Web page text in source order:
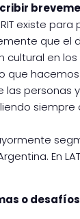
existe
que el
cultural en
que
personas
En
o